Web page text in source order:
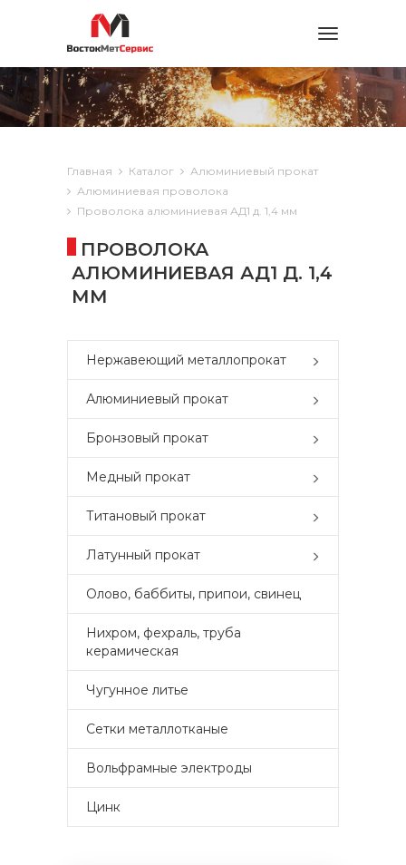
Toggle
Главная Каталог
Алюминиевый прокат
Алюминиевая проволока
Проволока алюминиевая АД1 д. 1,4 мм
ПРОВОЛОКА
АЛЮМИНИЕВАЯ АД1 Д. 1,4
ММ
Нержавеющий металлопрокат
Алюминиевый прокат
Бронзовый прокат
Медный прокат
Титановый прокат
Латунный прокат
Олово, баббиты, припои, свинец
Нихром, фехраль, труба
керамическая
Чугунное литье
Сетки металлотканые
Вольфрамные электроды
Цинк